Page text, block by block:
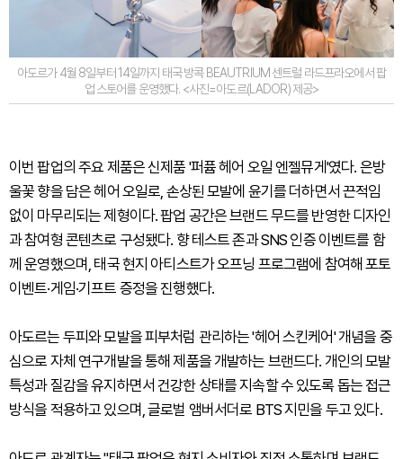
아도르가 4월 8일부터 14일까지 태국 방콕 BEAUTRIUM 센트럴 라드프라오에서 팝
업 스토어를 운영했다. <사진=아도르(LADOR) 제공>
이번 팝업의 주요 제품은 신제품 '퍼퓸 헤어 오일 엔젤뮤게'였다. 은방
울꽃 향을 담은 헤어 오일로, 손상된 모발에 윤기를 더하면서 끈적임
없이 마무리되는 제형이다. 팝업 공간은 브랜드 무드를 반영한 디자인
과 참여형 콘텐츠로 구성됐다. 향 테스트 존과 SNS 인증 이벤트를 함
께 운영했으며, 태국 현지 아티스트가 오프닝 프로그램에 참여해 포토
이벤트·게임·기프트 증정을 진행했다.
아도르는 두피와 모발을 피부처럼 관리하는 '헤어 스킨케어' 개념을 중
심으로 자체 연구개발을 통해 제품을 개발하는 브랜드다. 개인의 모발
특성과 질감을 유지하면서 건강한 상태를 지속할 수 있도록 돕는 접근
방식을 적용하고 있으며, 글로벌 앰버서더로 BTS 지민을 두고 있다.